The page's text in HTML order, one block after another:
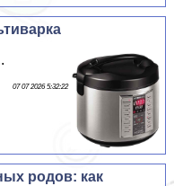
07 07 2026 5:32:22
родов: как